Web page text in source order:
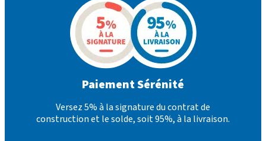
Paiement Sérénité
Versez 5% à la signature du contrat de
construction et le solde, soit 95%, à la livraison.